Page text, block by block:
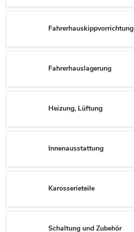
Fahrerhauskippvorrichtung
Fahrerhauslagerung
Heizung, Lüftung
Innenausstattung
Karosserieteile
Schaltung und Zubehör